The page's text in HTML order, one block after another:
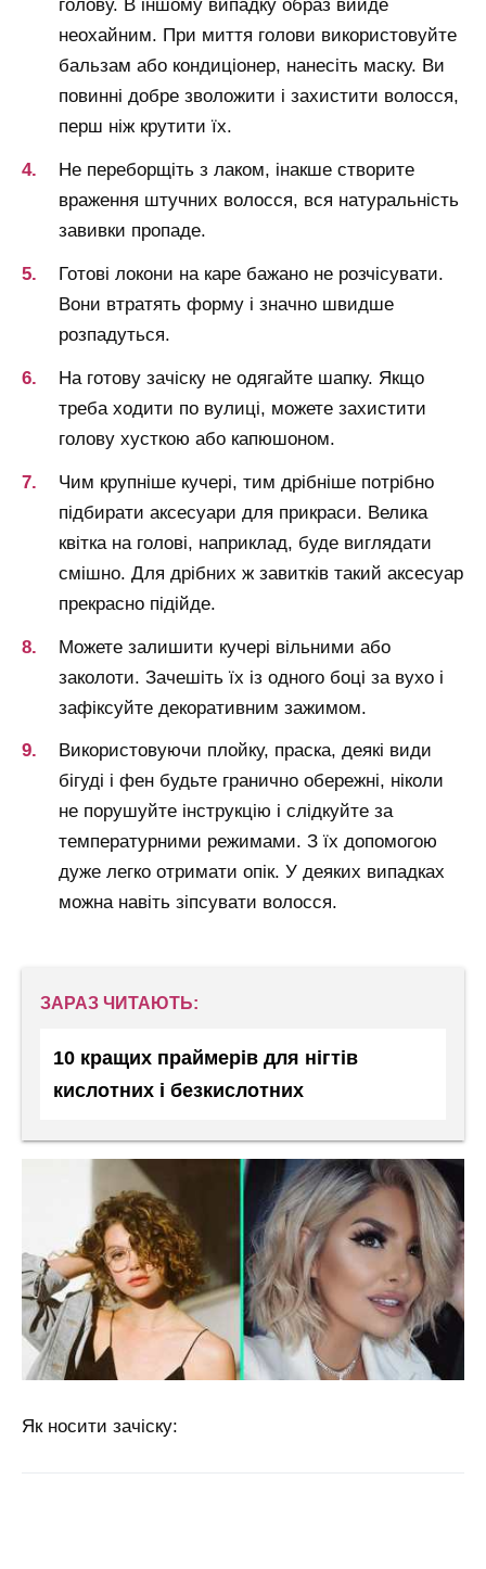
голову. В іншому випадку образ вийде
неохайним. При миття голови використовуйте
бальзам або кондиціонер, нанесіть маску. Ви
повинні добре зволожити і захистити волосся,
перш ніж крутити їх.
Не переборщіть з лаком, інакше створите
враження штучних волосся, вся натуральність
завивки пропаде.
Готові локони на каре бажано не розчісувати.
Вони втратять форму і значно швидше
розпадуться.
На готову зачіску не одягайте шапку. Якщо
треба ходити по вулиці, можете захистити
голову хусткою або капюшоном.
Чим крупніше кучері, тим дрібніше потрібно
підбирати аксесуари для прикраси. Велика
квітка на голові, наприклад, буде виглядати
смішно. Для дрібних ж завитків такий аксесуар
прекрасно підійде.
Можете залишити кучері вільними або
заколоти. Зачешіть їх із одного боці за вухо і
зафіксуйте декоративним зажимом.
Використовуючи плойку, праска, деякі види
бігуді і фен будьте гранично обережні, ніколи
не порушуйте інструкцію і слідкуйте за
температурними режимами. З їх допомогою
дуже легко отримати опік. У деяких випадках
можна навіть зіпсувати волосся.
ЗАРАЗ ЧИТАЮТЬ:
10 кращих праймерів для нігтів
кислотних і безкислотних
Як носити зачіску: